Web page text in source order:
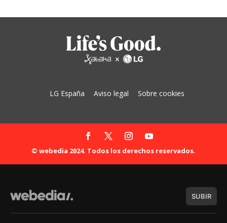
LG España Aviso legal Sobre cookies
© webedia 2024. Todos los derechos reservados.
SUBIR